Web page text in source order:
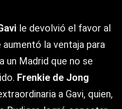
le devolvió el favor al
la ventaja para
un Madrid que no se
Frenkie de Jong
a Gavi, quien,